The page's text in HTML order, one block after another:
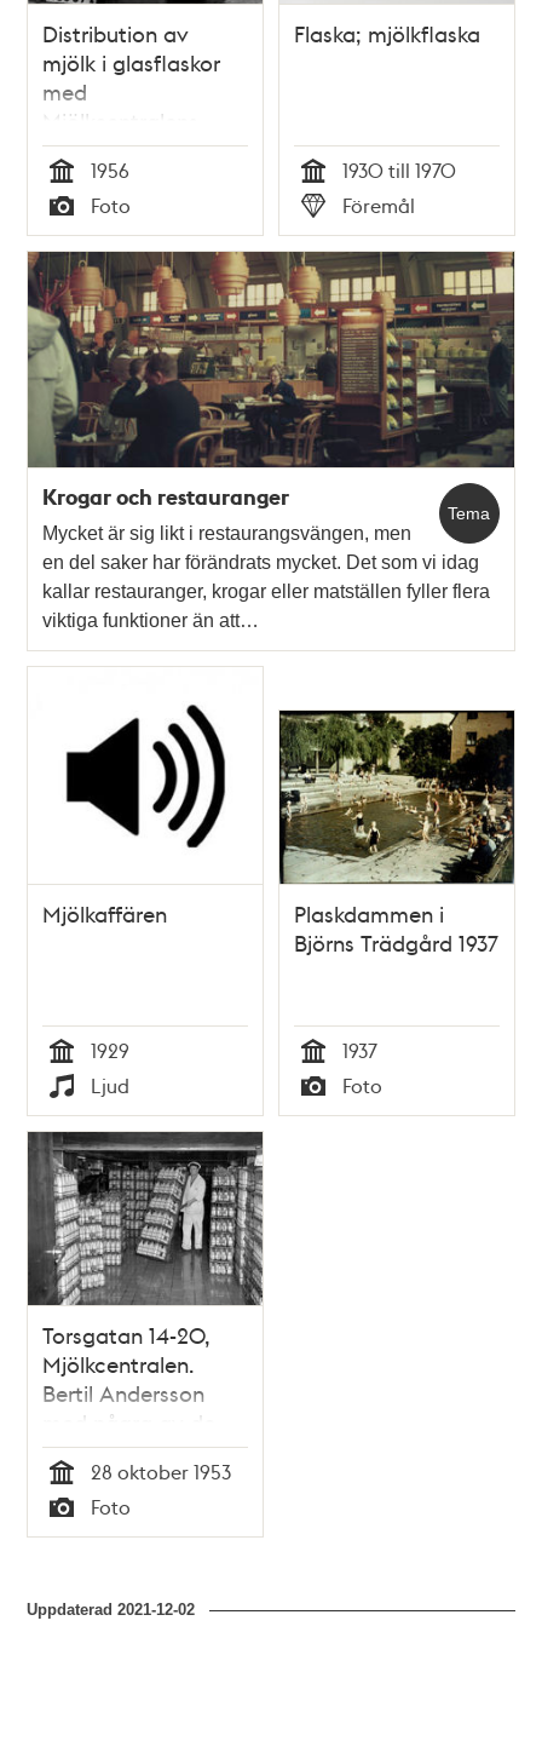
Distribution av
mjölk i glasflaskor
med
Mjölkcentralens
lastbil.
Tid
1956
Typ
Foto
Flaska; mjölkflaska
Tid
1930 till 1970
Typ
Föremål
Tema
Krogar och restauranger
Mycket är sig likt i restaurangsvängen, men
en del saker har förändrats mycket. Det som vi idag
kallar restauranger, krogar eller matställen fyller flera
viktiga funktioner än att…
Mjölkaffären
Tid
1929
Typ
Ljud
Plaskdammen i
Björns Trädgård 1937
Tid
1937
Typ
Foto
Torsgatan 14-20,
Mjölkcentralen.
Bertil Andersson
med några av de
300 000 liter
flaskmjölk som
dagligen tappas
upp
Tid
28 oktober 1953
Typ
Foto
Uppdaterad2021-12-02